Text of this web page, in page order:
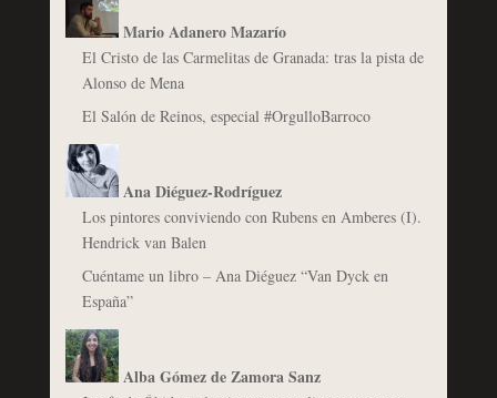
Mario Adanero Mazarío
El Cristo de las Carmelitas de Granada: tras la pista de
Alonso de Mena
El Salón de Reinos, especial #OrgulloBarroco
Ana Diéguez-Rodríguez
Los pintores conviviendo con Rubens en Amberes (I).
Hendrick van Balen
Cuéntame un libro – Ana Diéguez “Van Dyck en
España”
Alba Gómez de Zamora Sanz